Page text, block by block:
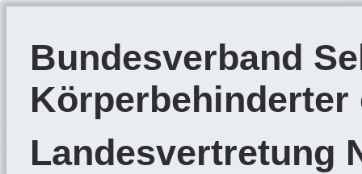
Bundesverband
Körperbehinderter
Landesvertretung